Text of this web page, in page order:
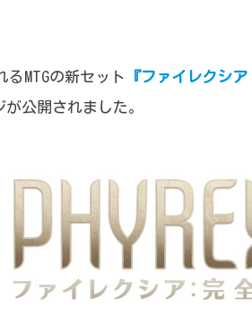
MTGの新セット 『ファイレクシ
公開されました。